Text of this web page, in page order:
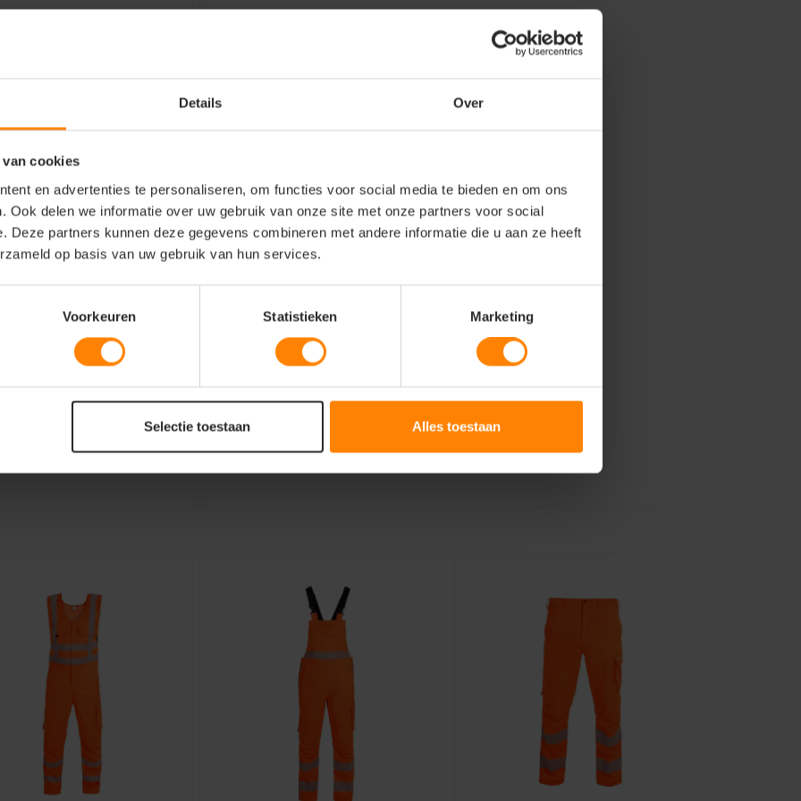
Details Over
van cookies
en advertenties te personaliseren, om functies voor social media te bieden en om ons
Ook delen we informatie over uw gebruik van onze site met onze partners voor social
Deze partners kunnen deze gegevens combineren met andere informatie die u aan ze heeft
op basis van uw gebruik van hun services.
Voorkeuren Statistieken Marketing
Selectie toestaan Alles toestaan
dat de drager droog
inspanning.
conform
EN 343 Klasse 4-
is voor een
stormflap om
voorkomen.
en een veilige
trekkoord in de
aansluiting.
zowel op de werkvloer